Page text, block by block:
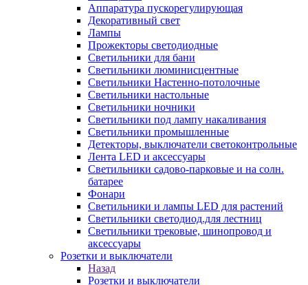
Аппаратура пускорегулирующая
Декоративный свет
Лампы
Прожекторы светодиодные
Светильники для бани
Светильники люминисцентные
Светильники Настенно-потолочные
Светильники настольные
Светильники ночники
Светильники под лампу накаливания
Светильники промышленные
Детекторы, выключатели светоконтрольные
Лента LED и аксессуары
Светильники садово-парковые и на солн.
батарее
Фонари
Светильники и лампы LED для растений
Светильники светодиод.для лестниц
Светильники трековые, шинопровод и
аксессуары
Розетки и выключатели
Назад
Розетки и выключатели